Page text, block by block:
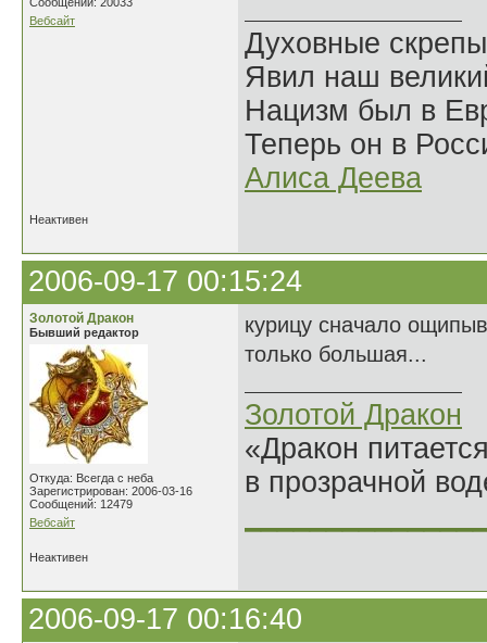
Вебсайт
Духовные
Явил наш
Нацизм был в
Теперь он в
Алиса Деева
Неактивен
2006-09-17 00:15:24
Золотой Дракон
Бывший редактор
Откуда: Всегда с неба
Зарегистрирован: 2006-03-16
Сообщений: 12479
Вебсайт
курицу сначало
только большая...
Золотой Дракон
«Дракон
в прозрачной
Неактивен
2006-09-17 00:16:40